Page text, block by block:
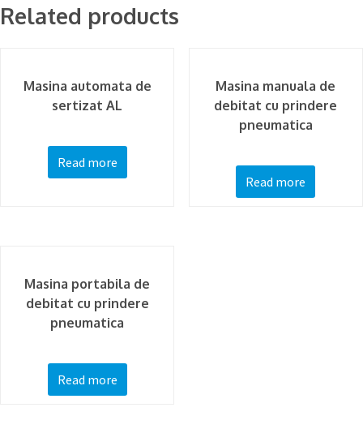
Related products
Masina automata de
sertizat AL
Read more
Masina manuala de
debitat cu prindere
pneumatica
Read more
Masina portabila de
debitat cu prindere
pneumatica
Read more